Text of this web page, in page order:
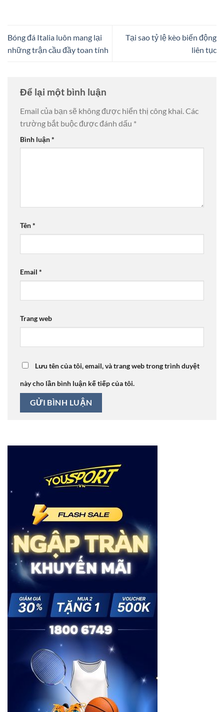
Bóng đá Italia luôn mang lại
những trận cầu đầy toan tính
Tại sao tỷ lệ kèo biến động
liên tục
Để lại một bình luận
Email của bạn sẽ không được hiển thị công khai. Các
trường bắt buộc được đánh dấu *
Bình luận*
Tên*
Email *
Trang web
Lưu tên của tôi, email, và trang web trong trình duyệt
này cho lần bình luận kế tiếp của tôi.